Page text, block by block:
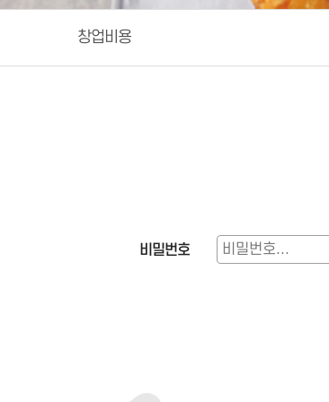
창업비용
비밀번호